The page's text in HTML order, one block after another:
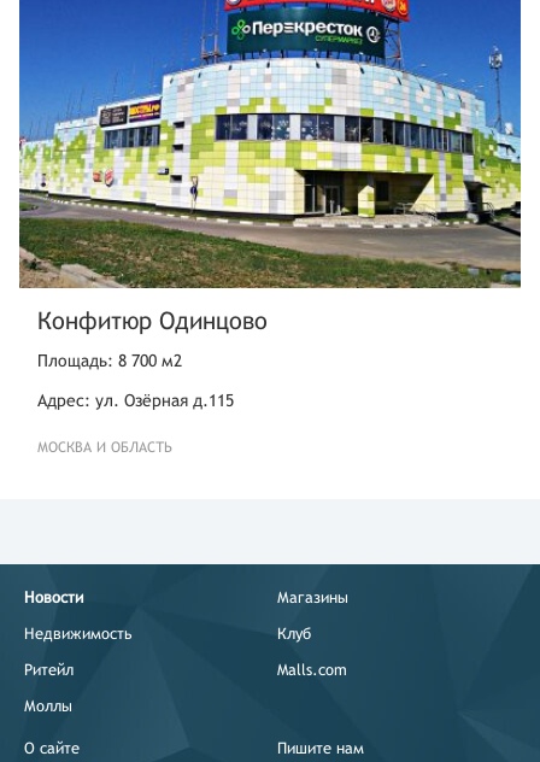
Конфитюр Одинцово
Площадь: 8 700 м2
Адрес: ул. Озёрная д.115
МОСКВА И ОБЛАСТЬ
Новости
Недвижимость
Ритейл
Моллы
Магазины
Клуб
Malls.com
О сайте Пишите нам